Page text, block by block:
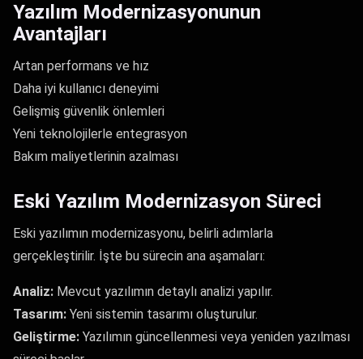
Yazılım Modernizasyonunun
Avantajları
Artan performans ve hız
Daha iyi kullanıcı deneyimi
Gelişmiş güvenlik önlemleri
Yeni teknolojilerle entegrasyon
Bakım maliyetlerinin azalması
Eski Yazılım Modernizasyon Süreci
Eski yazılımın modernizasyonu, belirli adımlarla
gerçekleştirilir. İşte bu sürecin ana aşamaları:
Analiz: Mevcut yazılımın detaylı analizi yapılır.
Tasarım: Yeni sistemin tasarımı oluşturulur.
Geliştirme: Yazılımın güncellenmesi veya yeniden yazılması